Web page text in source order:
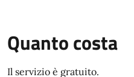
Quanto costa
Il servizio è gratuito.